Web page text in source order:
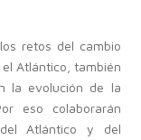
retos del cambio
Atlántico, también
la evolución de la
eso colaborarán
Atlántico y del